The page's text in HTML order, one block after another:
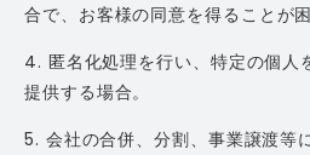
合で、お客様の同意を得ることが困
4. 匿名化処理を行い、特定の個人
提供する場合。
5. 会社の合併、分割、事業譲渡等